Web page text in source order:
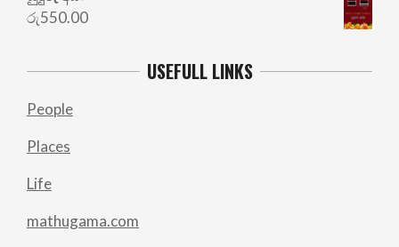
රු550.00
USEFULL LINKS
People
Places
Life
mathugama.com